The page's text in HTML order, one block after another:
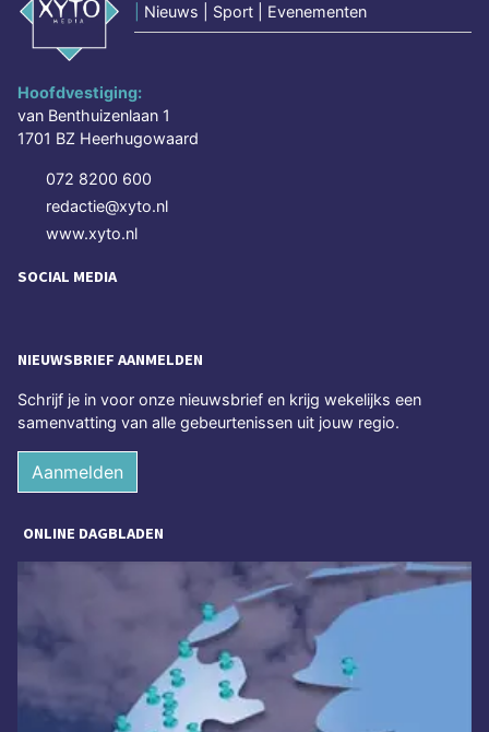
Nieuws | Sport | Evenementen
Hoofdvestiging:
van Benthuizenlaan 1
1701 BZ Heerhugowaard
072 8200 600
redactie@xyto.nl
www.xyto.nl
SOCIAL MEDIA
NIEUWSBRIEF AANMELDEN
Schrijf je in voor onze nieuwsbrief en krijg wekelijks een
samenvatting van alle gebeurtenissen uit jouw regio.
Aanmelden
ONLINE DAGBLADEN